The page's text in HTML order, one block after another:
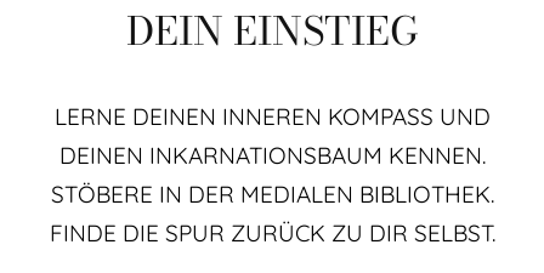
DEIN EINSTIEG
LERNE DEINEN INNEREN KOMPASS UND
DEINEN INKARNATIONSBAUM KENNEN.
STÖBERE IN DER MEDIALEN BIBLIOTHEK.
FINDE DIE SPUR ZURÜCK ZU DIR SELBST.